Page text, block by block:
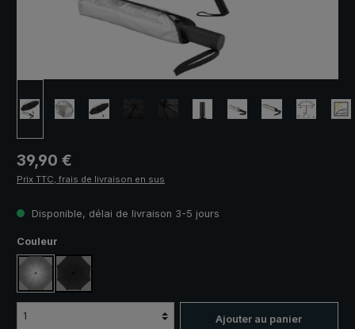
Prix régulier :
39,90 €
Prix TTC, frais de livraison en sus
Disponible, délai de livraison 3-5 jours
Sélectionnez
Couleur
argent, protection UV 50+
noir
Ajouter au panier